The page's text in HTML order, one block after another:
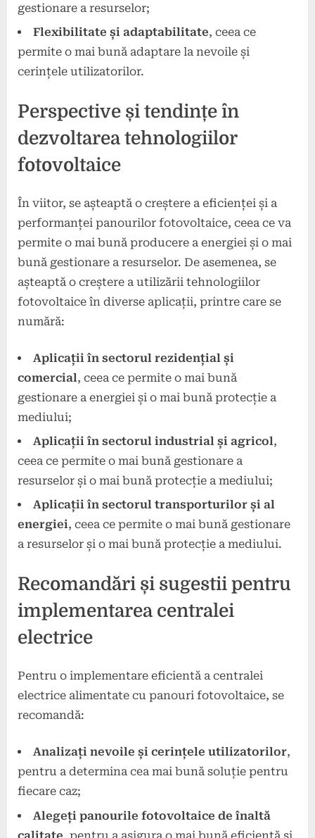
gestionare a resurselor;
Flexibilitate și adaptabilitate, ceea ce
permite o mai bună adaptare la nevoile și
cerințele utilizatorilor.
Perspective și tendințe în
dezvoltarea tehnologiilor
fotovoltaice
În viitor, se așteaptă o creștere a eficienței și a
performanței panourilor fotovoltaice, ceea ce va
permite o mai bună producere a energiei și o mai
bună gestionare a resurselor. De asemenea, se
așteaptă o creștere a utilizării tehnologiilor
fotovoltaice în diverse aplicații, printre care se
numără:
Aplicații în sectorul rezidențial și
comercial, ceea ce permite o mai bună
gestionare a energiei și o mai bună protecție a
mediului;
Aplicații în sectorul industrial și agricol,
ceea ce permite o mai bună gestionare a
resurselor și o mai bună protecție a mediului;
Aplicații în sectorul transporturilor și al
energiei, ceea ce permite o mai bună gestionare
a resurselor și o mai bună protecție a mediului.
Recomandări și sugestii pentru
implementarea centralei
electrice
Pentru o implementare eficientă a centralei
electrice alimentate cu panouri fotovoltaice, se
recomandă:
Analizați nevoile și cerințele utilizatorilor,
pentru a determina cea mai bună soluție pentru
fiecare caz;
Alegeți panourile fotovoltaice de înaltă
calitate, pentru a asigura o mai bună eficiență și